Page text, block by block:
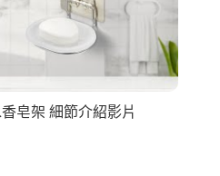
皂架 細節介紹影片